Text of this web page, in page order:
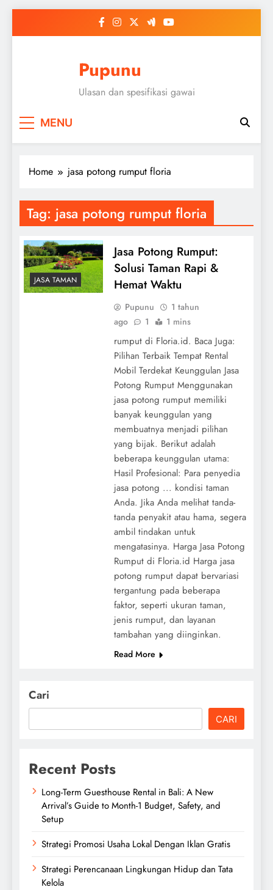
Pupunu
Ulasan dan spesifikasi gawai
MENU
Home jasa potong rumput floria
Tag: jasa potong rumput floria
JASA TAMAN
Jasa Potong Rumput:
Solusi Taman Rapi &
Hemat Waktu
Pupunu
1 tahun
ago
1 1 mins
rumput di Floria.id. Baca Juga:
Pilihan Terbaik Tempat Rental
Mobil Terdekat Keunggulan Jasa
Potong Rumput Menggunakan
jasa potong rumput memiliki
banyak keunggulan yang
membuatnya menjadi pilihan
yang bijak. Berikut adalah
beberapa keunggulan utama:
Hasil Profesional: Para penyedia
jasa potong ... kondisi taman
Anda. Jika Anda melihat tanda-
tanda penyakit atau hama, segera
ambil tindakan untuk
mengatasinya. Harga Jasa Potong
Rumput di Floria.id Harga jasa
potong rumput dapat bervariasi
tergantung pada beberapa
faktor, seperti ukuran taman,
jenis rumput, dan layanan
tambahan yang diinginkan.
Read More
Cari
CARI
Recent Posts
Long-Term Guesthouse Rental in Bali: A New
Arrival’s Guide to Month-1 Budget, Safety, and
Setup
Strategi Promosi Usaha Lokal Dengan Iklan Gratis
Strategi Perencanaan Lingkungan Hidup dan Tata
Kelola